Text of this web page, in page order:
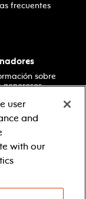
frecuentes
sobre
generosos
user
and
with our